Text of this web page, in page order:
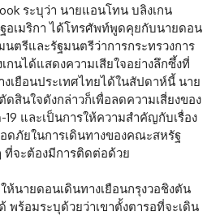
ระบุว่า นายแอนโทน บลิงเกน
อเมริกา ได้โทรศัพท์พูดคุยกับนายดอน
ตรีและรัฐมนตรีว่าการกระทรวงการ
กนได้แสดงความเสียใจอย่างลึกซึ้งที่
งเยือนประเทศไทยได้ในสัปดาห์นี้ นาย
ดสินใจดังกล่าวก็เพื่อลดความเสี่ยงของ
และเป็นการให้ความสำคัญกับเรื่อง
ภัยในการเดินทางของคณะสหรัฐ
จะต้องมีการติดต่อด้วย
ห้นายดอนเดินทางเยือนกรุงวอชิงตัน
พร้อมระบุด้วยว่าเขาตั้งตารอที่จะเดิน